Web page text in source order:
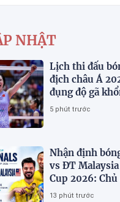
NHẬT
Lịch thi đấu
địch châu Á
đụng độ gã
5 phút trước
Nhận định
vs ĐT
Cup 2026:
mù'
13 phút trước